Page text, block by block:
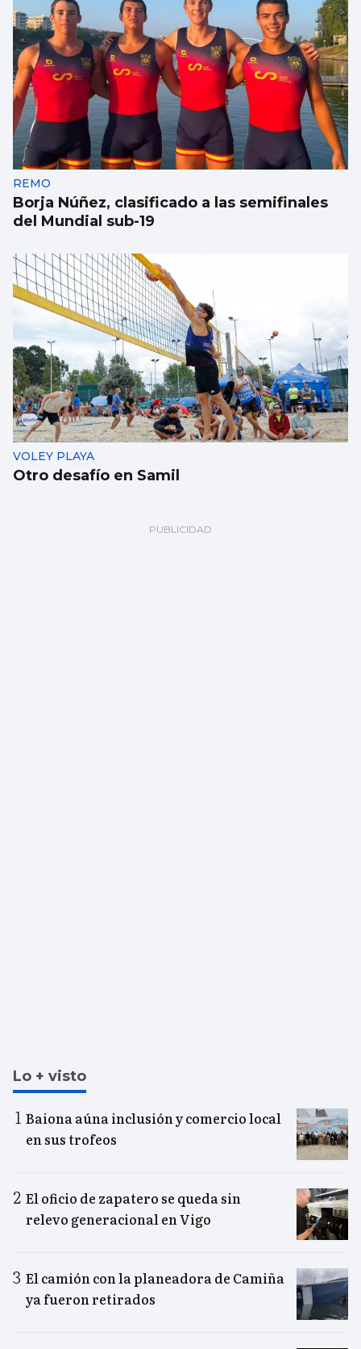
REMO
Borja Núñez, clasificado a las semifinales
del Mundial sub-19
VOLEY PLAYA
Otro desafío en Samil
Lo + visto
Baiona aúna inclusión y comercio local
en sus trofeos
El oficio de zapatero se queda sin
relevo generacional en Vigo
El camión con la planeadora de Camiña
ya fueron retirados